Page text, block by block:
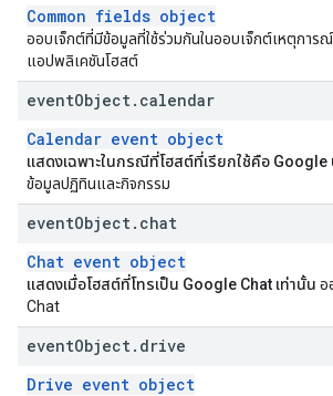
Common fields object
ออบเจ็กต์ที่มีข้อมูลที่ใช้ร่วมกันในออบเจ็กต์เหตุการ
แอปพลิเคชันโฮสต์
eventObject. calendar
Calendar event object
แสดงเฉพาะในกรณีที่โฮสต์ที่เรียกใช้คือ
ข้อมูลปฏิทินและกิจกรรม
eventObject. chat
Chat event object
แสดงเมื่อโฮสต์ที่โทรเป็น Google Chat เท่านั้น อ
Chat
eventObject. drive
Drive event object